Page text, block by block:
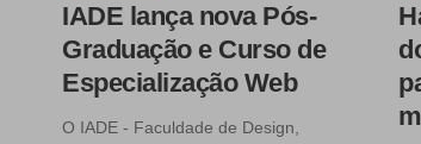
IADE lança nova Pós-
Graduação e Curso de
Especialização Web
O IADE - Faculdade de Design,